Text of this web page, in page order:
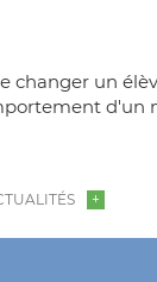
changer un
d'un